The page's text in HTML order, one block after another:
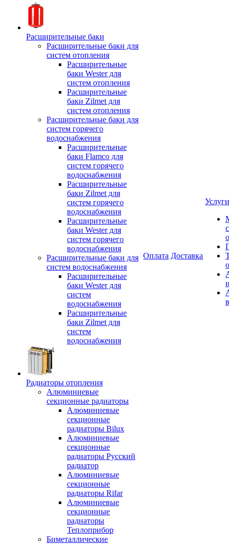
Расширительные баки
Расширительные баки для
систем отопления
Расширительные
баки Wester для
систем отопления
Расширительные
баки Zilmet для
систем отопления
Расширительные баки для
систем горячего
водоснабжения
Расширительные
баки Flamco для
систем горячего
водоснабжения
Расширительные
баки Zilmet для
систем горячего
водоснабжения
Расширительные
баки Wester для
систем горячего
водоснабжения
Расширительные баки для
систем водоснабжения
Расширительные
баки Wester для
систем
водоснабжения
Расширительные
баки Zilmet для
систем
водоснабжения
Радиаторы отопления
Алюминиевые
секционные радиаторы
Алюминиевые
секционные
радиаторы Bilux
Алюминиевые
секционные
радиаторы Русский
радиатор
Алюминиевые
секционные
радиаторы Rifar
Алюминиевые
секционные
радиаторы
Теплоприбор
Биметаллические
Оплата Доставка
Услуги